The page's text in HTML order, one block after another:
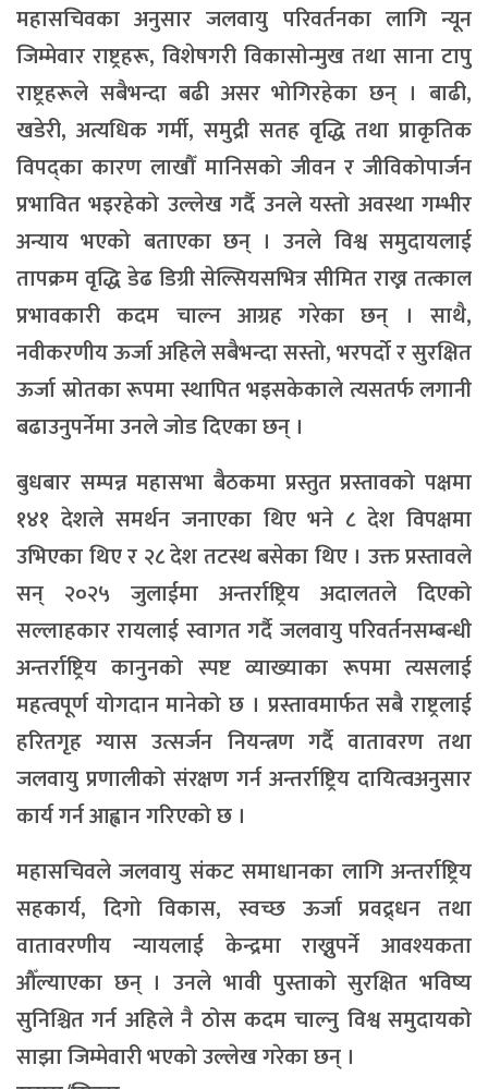
महासचिवका अनुसार जलवायु परिवर्तनका लागि न्यून
जिम्मेवार राष्ट्रहरू, विशेषगरी विकासोन्मुख तथा साना टापु
राष्ट्रहरूले सबैभन्दा बढी असर भोगिरहेका छन् । बाढी,
खडेरी, अत्यधिक गर्मी, समुद्री सतह वृद्धि तथा प्राकृतिक
विपद्का कारण लाखौँ मानिसको जीवन र जीविकोपार्जन
प्रभावित भइरहेको उल्लेख गर्दै उनले यस्तो अवस्था गम्भीर
अन्याय भएको बताएका छन् । उनले विश्व समुदायलाई
तापक्रम वृद्धि डेढ डिग्री सेल्सियसभित्र सीमित राख्न तत्काल
प्रभावकारी कदम चाल्न आग्रह गरेका छन् । साथै,
नवीकरणीय ऊर्जा अहिले सबैभन्दा सस्तो, भरपर्दो र सुरक्षित
ऊर्जा स्रोतका रूपमा स्थापित भइसकेकाले त्यसतर्फ लगानी
बढाउनुपर्नेमा उनले जोड दिएका छन् ।
बुधबार सम्पन्न महासभा बैठकमा प्रस्तुत प्रस्तावको पक्षमा
१४१ देशले समर्थन जनाएका थिए भने ८ देश विपक्षमा
उभिएका थिए र २८ देश तटस्थ बसेका थिए । उक्त प्रस्तावले
सन् २०२५ जुलाईमा अन्तर्राष्ट्रिय अदालतले दिएको
सल्लाहकार रायलाई स्वागत गर्दै जलवायु परिवर्तनसम्बन्धी
अन्तर्राष्ट्रिय कानुनको स्पष्ट व्याख्याका रूपमा त्यसलाई
महत्वपूर्ण योगदान मानेको छ । प्रस्तावमार्फत सबै राष्ट्रलाई
हरितगृह ग्यास उत्सर्जन नियन्त्रण गर्दै वातावरण तथा
जलवायु प्रणालीको संरक्षण गर्न अन्तर्राष्ट्रिय दायित्वअनुसार
कार्य गर्न आह्वान गरिएको छ ।
महासचिवले जलवायु संकट समाधानका लागि अन्तर्राष्ट्रिय
सहकार्य, दिगो विकास, स्वच्छ ऊर्जा प्रवद्र्धन तथा
वातावरणीय न्यायलाई केन्द्रमा राख्नुपर्ने आवश्यकता
औँल्याएका छन् । उनले भावी पुस्ताको सुरक्षित भविष्य
सुनिश्चित गर्न अहिले नै ठोस कदम चाल्नु विश्व समुदायको
साझा जिम्मेवारी भएको उल्लेख गरेका छन् ।